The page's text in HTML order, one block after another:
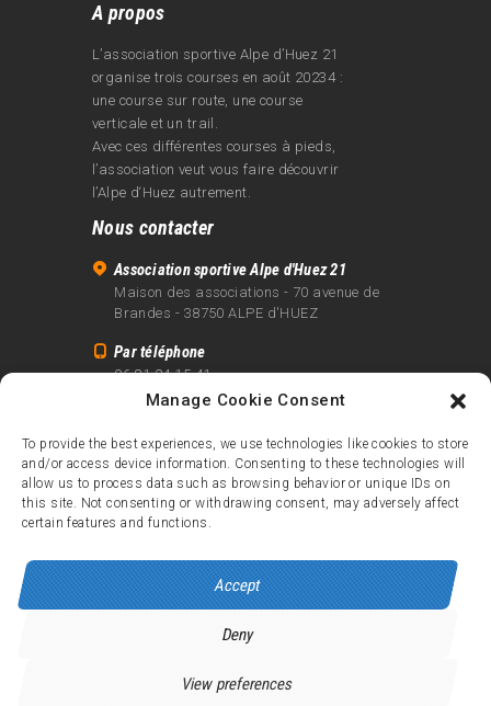
Manage Cookie Consent
To provide the best experiences, we use technologies like cookies to store
and/or access device information. Consenting to these technologies will
allow us to process data such as browsing behavior or unique IDs on
this site. Not consenting or withdrawing consent, may adversely affect
certain features and functions.
Accept
Deny
View preferences
A propos
L’association sportive Alpe d’Huez 21
organise trois courses en août 20234 :
une course sur route, une course
verticale et un trail.
Avec ces différentes courses à pieds,
l’association veut vous faire découvrir
l’Alpe d‘Huez autrement.
Nous contacter
Association sportive Alpe d'Huez 21
Maison des associations - 70 avenue de
Brandes - 38750 ALPE d'HUEZ
Par téléphone
06 81 24 15 41
info@alpe21.fr
Mentions légales
Contact
crédits